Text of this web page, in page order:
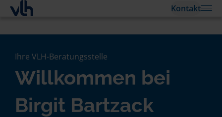
Kontakt
Ihre VLH-Beratungsstelle
Willkommen bei
Birgit Bartzack